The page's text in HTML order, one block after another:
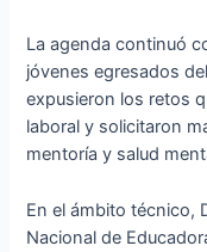
La agenda continuó
jóvenes egresados
expusieron los retos
laboral y solicitaron
mentoría y salud
En el ámbito técnico,
Nacional de